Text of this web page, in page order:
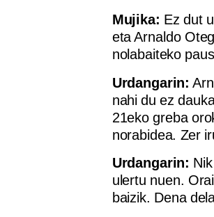
Mujika: Ez dut
eta Arnaldo
nolabaiteko
Urdangarin:
nahi du ez
21eko greba
norabidea. Zer
Urdangarin:
ulertu nuen.
baizik. Dena